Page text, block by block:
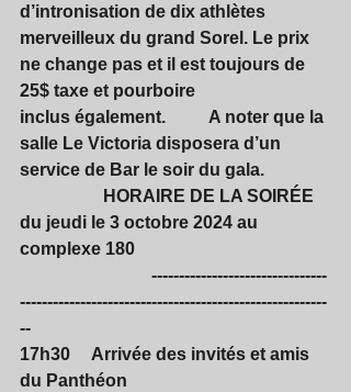
d’intronisation de dix athlètes
merveilleux du grand Sorel. Le prix
ne change pas et il est toujours de
25$ taxe et pourboire
inclus également.          A noter que la
salle Le Victoria disposera d’un
service de Bar le soir du gala.
HORAIRE DE LA SOIRÉE
du jeudi le 3 octobre 2024 au
complexe 180
--------------------------------
--------------------------------------------------------
--
17h30     Arrivée des invités et amis
du Panthéon